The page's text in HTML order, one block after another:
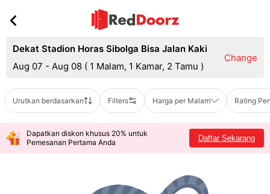
Dekat Stadion Horas Sibolga Bisa Jalan Kaki
Aug 07 - Aug 08 ( 1 Malam, 1 Kamar, 2 Tamu )
Change
Urutkan berdasarkan Filters Harga per Malam Rating
Dapatkan diskon khusus 20% untuk
Pemesanan Pertama Anda
Daftar Sekarang